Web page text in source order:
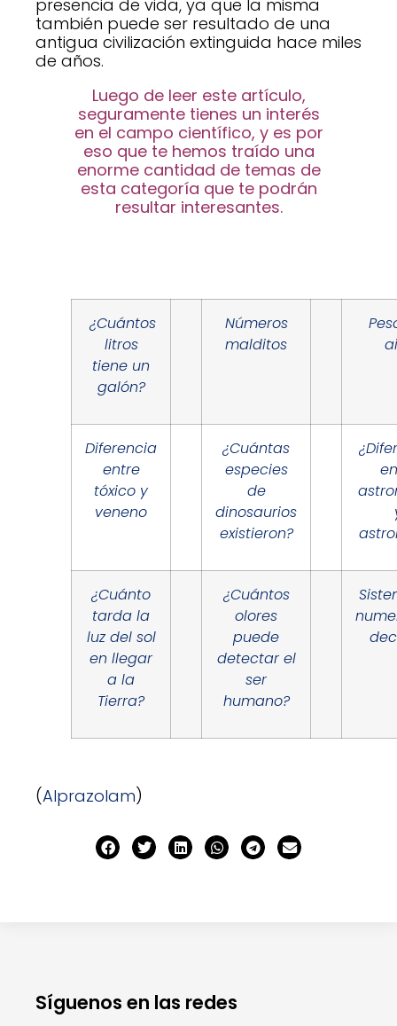
presencia de vida, ya que la misma
también puede ser resultado de una
antigua civilización extinguida hace miles
de años.
Luego de leer este artículo,
seguramente tienes un interés
en el campo científico, y es por
eso que te hemos traído una
enorme cantidad de temas de
esta categoría que te podrán
resultar interesantes.
¿Cuántos
litros
tiene un
galón?
Números
malditos
Diferencia
entre
tóxico y
veneno
¿Cuántas
especies
de
dinosaurios
existieron?
¿Cuánto
tarda la
luz del sol
en llegar
a la
Tierra?
¿Cuántos
olores
puede
detectar el
ser
humano?
(Alprazolam)
Síguenos en las redes